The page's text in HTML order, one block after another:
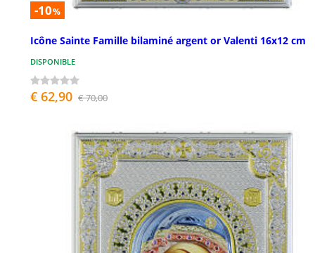
-10%
Icône Sainte Famille bilaminé argent or Valenti 16x12 cm
DISPONIBLE
€ 62,90 € 70,00